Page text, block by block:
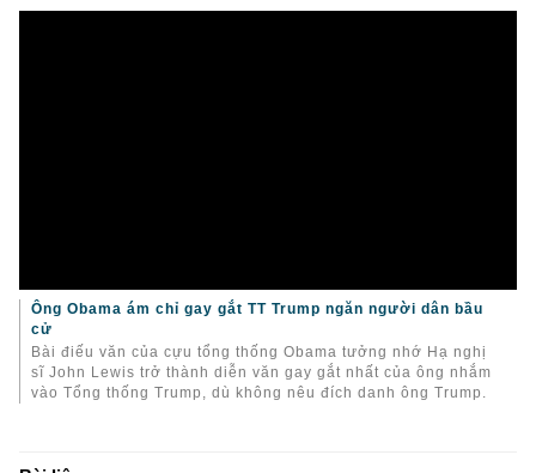
Ông Obama ám chỉ gay gắt TT Trump ngăn người dân bầu
cử
Bài điếu văn của cựu tổng thống Obama tưởng nhớ Hạ nghị
sĩ John Lewis trở thành diễn văn gay gắt nhất của ông nhắm
vào Tổng thống Trump, dù không nêu đích danh ông Trump.